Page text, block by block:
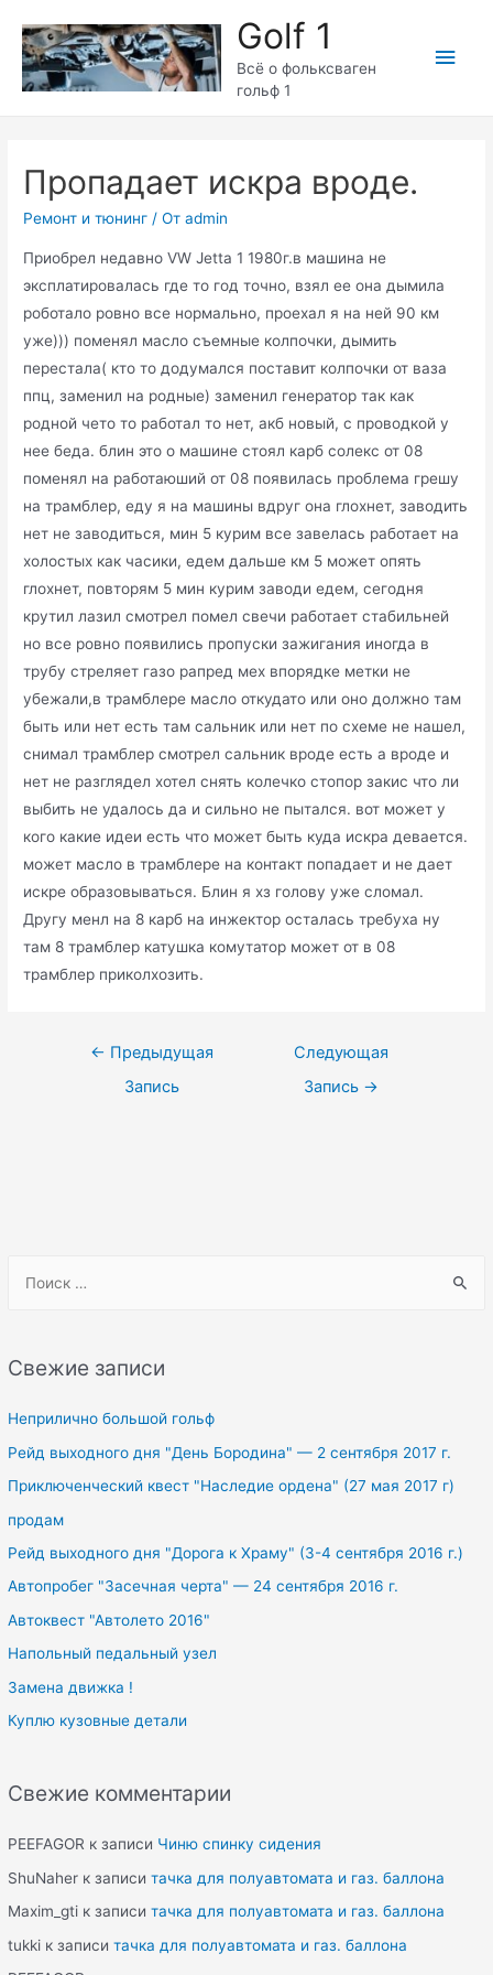
содержимому
Golf 1
Всё о фольксваген
гольф 1
r
h
f
o
Свежие записи
Неприлично большой гольф
Рейд выходного дня "День Бородина" — 2 сентября 2017 г.
Приключенческий квест "Наследие ордена" (27 мая 2017 г)
продам
Рейд выходного дня "Дорога к Храму" (3-4 сентября 2016 г.)
Автопробег "Засечная черта" — 24 сентября 2016 г.
Автоквест "Автолето 2016"
Напольный педальный узел
Замена движка !
Куплю кузовные детали
Свежие комментарии
PEEFAGOR к записи Чиню спинку сидения
ShuNaher к записитачка для полуавтомата и газ. баллона
Maxim_gti к записитачка для полуавтомата и газ. баллона
tukki к записитачка для полуавтомата и газ. баллона
Пропадает искра вроде.
Ремонт и тюнинг / От admin
Приобрел недавно VW Jetta 1 1980г.в машина не
эксплатировалась где то год точно, взял ее она дымила
роботало ровно все нормально, проехал я на ней 90 км
уже))) поменял масло съемные колпочки, дымить
перестала( кто то додумался поставит колпочки от ваза
ппц, заменил на родные) заменил генератор так как
родной чето то работал то нет, акб новый, с проводкой у
нее беда. блин это о машине стоял карб солекс от 08
поменял на работаюший от 08 появилась проблема грешу
на трамблер, еду я на машины вдруг она глохнет, заводить
нет не заводиться, мин 5 курим все завелась работает на
холостых как часики, едем дальше км 5 может опять
глохнет, повторям 5 мин курим заводи едем, сегодня
крутил лазил смотрел помел свечи работает стабильней
но все ровно появились пропуски зажигания иногда в
трубу стреляет газо рапред мех впорядке метки не
убежали,в трамблере масло откудато или оно должно там
быть или нет есть там сальник или нет по схеме не нашел,
снимал трамблер смотрел сальник вроде есть а вроде и
нет не разглядел хотел снять колечко стопор закис что ли
выбить не удалось да и сильно не пытался. вот может у
кого какие идеи есть что может быть куда искра девается.
может масло в трамблере на контакт попадает и не дает
искре образовываться. Блин я хз голову уже сломал.
Другу менл на 8 карб на инжектор осталась требуха ну
там 8 трамблер катушка комутатор может от в 08
трамблер приколхозить.
Навигация
← Предыдущая
Запись
Следующая
Запись →